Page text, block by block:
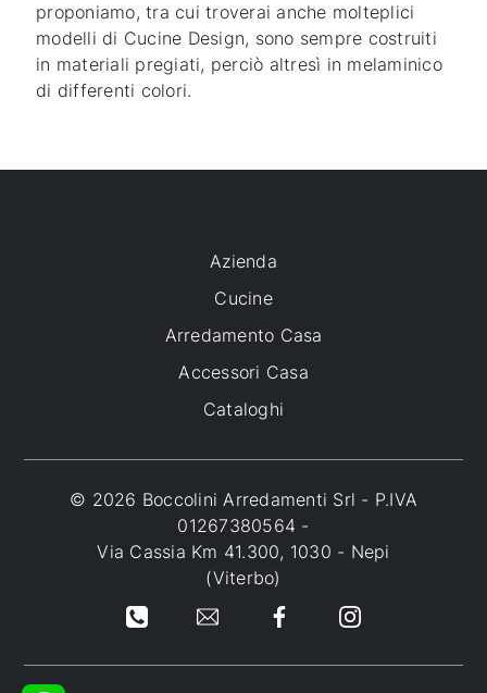
proponiamo, tra cui troverai anche molteplici
modelli di Cucine Design, sono sempre costruiti
in materiali pregiati, perciò altresì in melaminico
di differenti colori.
Azienda
Cucine
Arredamento Casa
Accessori Casa
Cataloghi
© 2026 Boccolini Arredamenti Srl - P.IVA
01267380564 -
Via Cassia Km 41.300, 1030 - Nepi
(Viterbo)